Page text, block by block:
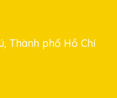
Thành phố Hồ Chí